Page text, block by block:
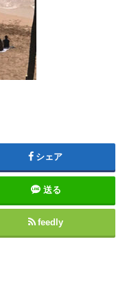
シェア
送る
feedly